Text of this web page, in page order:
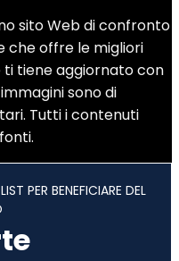
sito Web di confronto
che offre le migliori
ti tiene aggiornato con
sono di
Tutti i contenuti
PER BENEFICIARE DEL